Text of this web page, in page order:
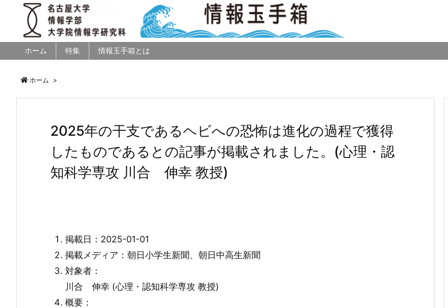
ホーム 特集 情報玉手箱とは
ホーム >
2025年の干支であるヘビへの恐怖は進化の過程で獲得
したものであるとの記事が掲載されました。(心理・認
知科学専攻 川合 伸幸 教授)
掲載日：2025-01-01
掲載メディア：朝日小学生新聞、朝日中高生新聞
対象者：
川合 伸幸 (心理・認知科学専攻 教授)
概要：